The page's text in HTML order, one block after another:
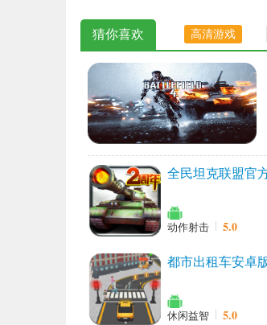
猜你喜欢 高清游戏
全民坦克联盟官
动作射击 5.0
都市出租车安卓
休闲益智 5.0